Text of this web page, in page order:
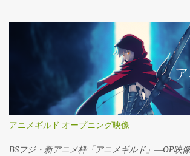
"Fate". And today We would like to introduce
the screen brightness of the Blu-ray ver. and
be talking about the technical term and the
For the safety of TV broadcasting, any TV
it must use a device called the Paka-Checker.
checks the brightness and the saturation. Also,
change the brightness and the saturation to fit
example, this is the opening of Fate/stay night
Works] This shoot comes from (OP_c028).
アニメギルド オープニング映像
BSフジ・新アニメ枠「アニメギルド」―OP映